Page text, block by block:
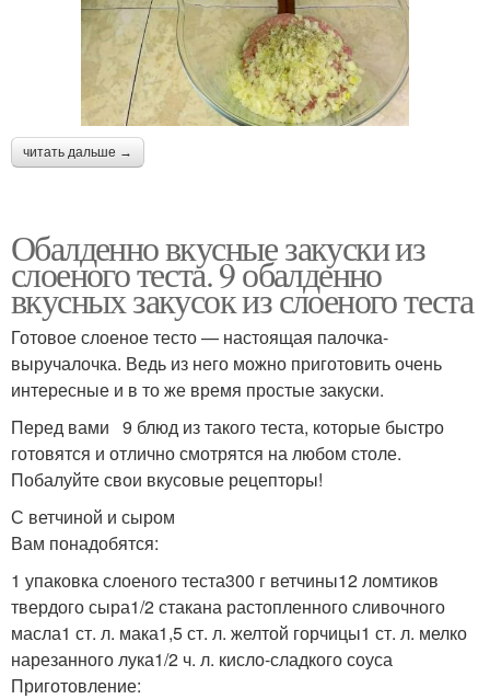
читать дальше →
Обалденно вкусные закуски из
слоеного теста. 9 обалденно
вкусных закусок из слоеного теста
Готовое слоеное тесто — настоящая палочка-
выручалочка. Ведь из него можно приготовить очень
интересные и в то же время простые закуски.
Перед вами 9 блюд из такого теста, которые быстро
готовятся и отлично смотрятся на любом столе.
Побалуйте свои вкусовые рецепторы!
С ветчиной и сыром
Вам понадобятся:
1 упаковка слоеного теста300 г ветчины12 ломтиков
твердого сыра1/2 стакана растопленного сливочного
масла1 ст. л. мака1,5 ст. л. желтой горчицы1 ст. л. мелко
нарезанного лука1/2 ч. л. кисло-сладкого соуса
Приготовление: